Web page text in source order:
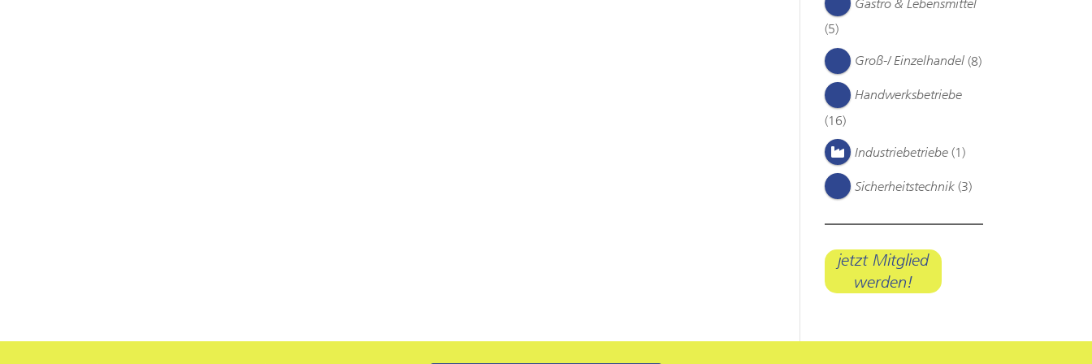
Gastro & Lebensmittel
(5)
Groß-/ Einzelhandel (8)
Handwerksbetriebe
(16)
Industriebetriebe (1)
Sicherheitstechnik (3)
jetzt Mitglied
werden!